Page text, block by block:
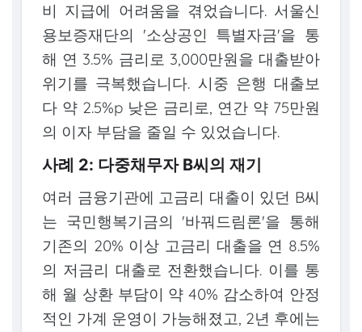
비 지급에 어려움을 겪었습니다. 서울신
용보증재단의 '소상공인 특별자금'을 통
해 연 3.5% 금리로 3,000만원을 대출받아
위기를 극복했습니다. 시중 은행 대출보
다 약 2.5%p 낮은 금리로, 연간 약 75만원
의 이자 부담을 줄일 수 있었습니다.
사례 2: 다중채무자 B씨의 재기
여러 금융기관에 고금리 대출이 있던 B씨
는 국민행복기금의 '바꿔드림론'을 통해
기존의 20% 이상 고금리 대출을 연 8.5%
의 저금리 대출로 전환했습니다. 이를 통
해 월 상환 부담이 약 40% 감소하여 안정
적인 가계 운영이 가능해졌고, 2년 후에는